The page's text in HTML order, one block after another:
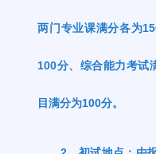
两门专业课满分各为
100分、综合能力考试
目满分为100分。